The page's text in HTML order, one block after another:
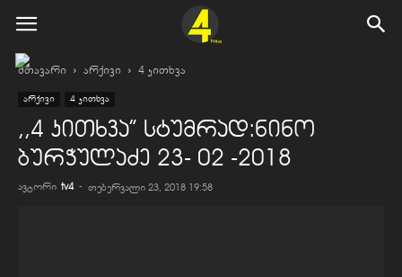
მთავარი არქივი 4 კითხვა
არქივი 4 კითხვა
,,4 კითხვა” სტუმრად:ნინო
ბურჭულაძე 23- 02 -2018
ავტორი tv4 - თებერვალი 23, 2018 19:58